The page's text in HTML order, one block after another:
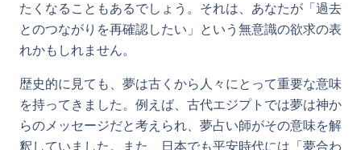
たくなることもあるでしょう。それは、あなたが「過去
とのつながりを再確認したい」という無意識の欲求の表
れかもしれません。
歴史的に見ても、夢は古くから人々にとって重要な意味
を持ってきました。例えば、古代エジプトでは夢は神か
らのメッセージだと考えられ、夢占い師がその意味を解
釈していました。また、日本でも平安時代には「夢合わ